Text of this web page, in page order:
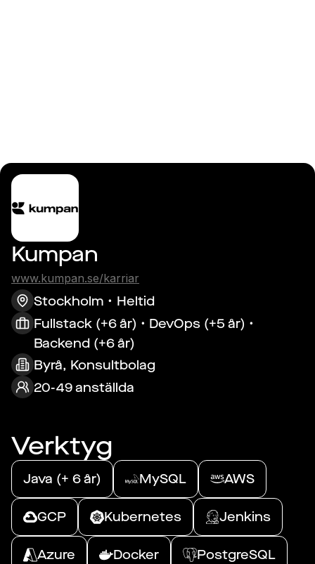
Kumpan
www.kumpan.se/karriar
Stockholm
Heltid
Fullstack (+6 år) • DevOps (+5 år) •
Backend (+6 år)
Byrå, Konsultbolag
20-49 anställda
Verktyg
Java (+ 6 år) MySQL AWS
GCP Kubernetes Jenkins
Azure Docker PostgreSQL